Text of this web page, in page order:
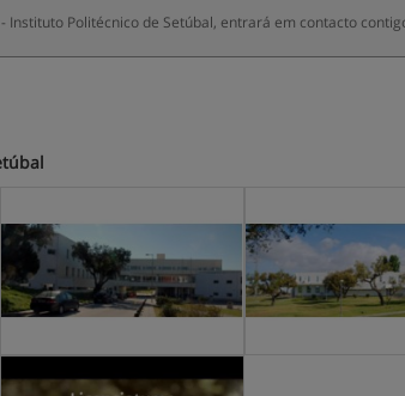
Instituto Politécnico de Setúbal, entrará em contacto